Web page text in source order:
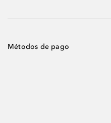
Métodos de pago